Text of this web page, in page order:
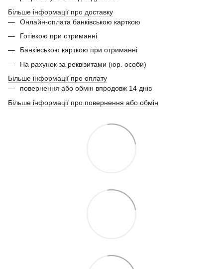
Більше інформації про доставку
Онлайн-оплата банківською карткою
Готівкою при отриманні
Банківською карткою при отриманні
На рахунок за реквізитами (юр. особи)
Більше інформації про оплату
повернення або обмін впродовж 14 днів
Більше інформації про повернення або обмін